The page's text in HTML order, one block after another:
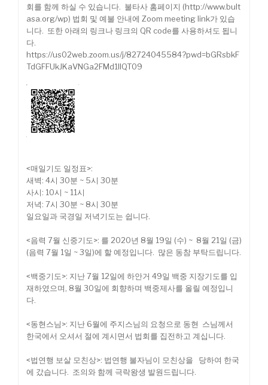
회를 함께 하실 수 있습니다. 불타사 홈페이지 (http://www.bult
asa.org/wp) 법회 및 예불 안내에 Zoom meeting link가 있습
니다. 또한 아래의 링크나 링크의 QR code를 사용하셔도 됩니
다.
https://us02web.zoom.us/j/82724045584?pwd=bGRsbkF
TdGFFUkJKaVNGa2FMd1llQT09
<매일기도 일정표>:
새벽: 4시 30분 ~ 5시 30분
사시: 10시 ~ 11시
저녁: 7시 30분 ~ 8시 30분
일요일과 국경일 저녁기도는 쉽니다.
<음력 7월 신중기도>: 를 2020년 8월 19일 (수) ~ 8월 21일 (금)
(음력 7월 1일 ~ 3일)에 할 예정입니다. 많은 동참 부탁드립니다.
<백중기도>: 지난 7월 12일에 하안거 49일 백중 지장기도를 입
재하였으며, 8월 30일에 회향하며 백중제사를 올릴 예정입니
다.
<동현스님>: 지난 6월에 주지스님의 요청으로 동현 스님께서
한국에서 오셔서 절에 계시면서 법회를 집전하고 계십니다.
<법연행 보살 모친상>: 법연행 불자님이 모친상을 당하여 한국
에 갔습니다. 조의와 함께 극락왕생 발원드립니다.